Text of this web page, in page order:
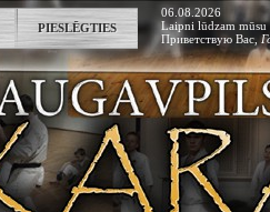
PIESLĒGTIES
06.08.2026
Laipni lūdzam mūsu
Приветствую Вас ,